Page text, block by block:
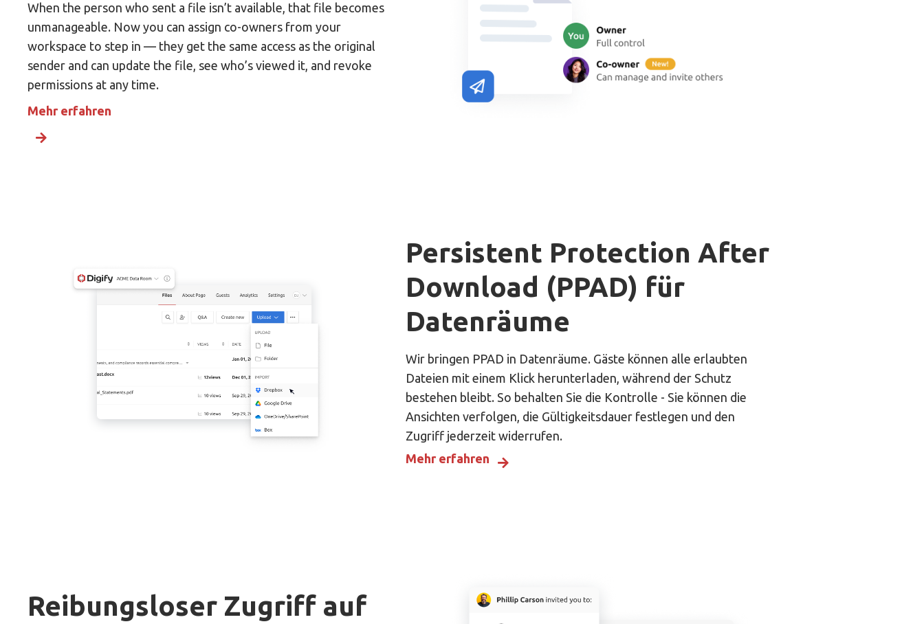
When the person who sent a file isn’t available, that file becomes
unmanageable. Now you can assign co-owners from your
workspace to step in — they get the same access as the original
sender and can update the file, see who’s viewed it, and revoke
permissions at any time.
Mehr erfahren
Persistent Protection After
Download (PPAD) für
Datenräume
Wir bringen PPAD in Datenräume. Gäste können alle erlaubten
Dateien mit einem Klick herunterladen, während der Schutz
bestehen bleibt. So behalten Sie die Kontrolle - Sie können die
Ansichten verfolgen, die Gültigkeitsdauer festlegen und den
Zugriff jederzeit widerrufen.
Mehr erfahren
Reibungsloser Zugriff auf